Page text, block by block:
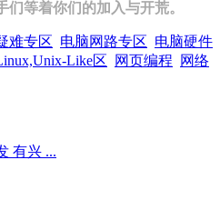
等着你们的加入与开荒。
难专区 电脑网路专区 电脑硬件
Like区 网页编程
网络
有兴 ...